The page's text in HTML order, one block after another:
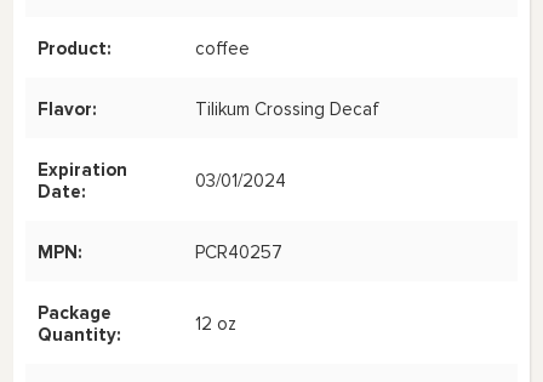
Product: coffee
Flavor: Tilikum Crossing Decaf
Expiration
Date:
03/01/2024
MPN: PCR40257
Package
Quantity:
12 oz